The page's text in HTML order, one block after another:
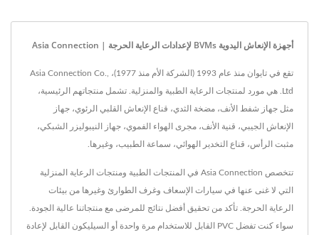
أجهزة الإنعاش اليدوية BVMs لإعدادات الرعاية الحرجة | Asia Connection
تقع في تايوان منذ عام 1993 (الشركة الأم منذ 1977)، Asia Connection Co.,
Ltd. هي مورد لمنتجات الرعاية الطبية والمنزلية. تشمل منتجاتهم الرئيسية،
مثل جهاز شفط الأنف، مضخة الثدي، قناع الإنعاش القلبي الرئوي، جهاز
الإنعاش الجيبي، قنية الأنف، مجرى الهواء الفموي، جهاز النيبوليزر الشبكي،
مثبت الرأس، قناع التخدير الهوائي، سماعة الطبيب، وغيرها.
تتخصص Asia Connection في المنتجات الطبية ومنتجات الرعاية المنزلية
التي لا غنى عنها في سيارات الإسعاف وغرف الطوارئ وغيرها من بيئات
الرعاية الحرجة. تأكد من تحقيق أفضل نتائج للمرضى مع منتجاتنا عالية الجودة.
سواء كنت تفضل PVC القابل للاستخدام مرة واحدة أو السيليكون القابل لإعادة